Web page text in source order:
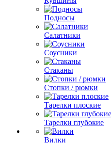
Подносы
Салатники
Соусники
Стаканы
Стопки / рюмки
Тарелки плоские
Тарелки глубокие
Вилки